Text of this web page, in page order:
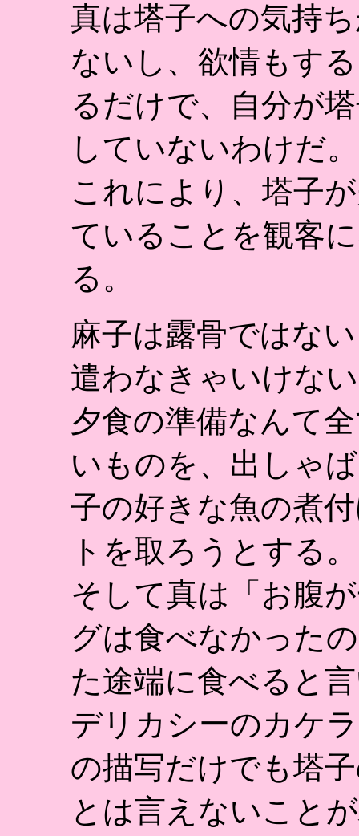
真は塔子への気持
ないし、欲情もす
るだけで、自分が
していないわけだ。
これにより、塔子
ていることを観客
る。
麻子は露骨ではな
遣わなきゃいけな
夕食の準備なんて
いものを、出しゃ
子の好きな魚の煮
トを取ろうとする。
そして真は「お腹
グは食べなかった
た途端に食べると
デリカシーのカケ
の描写だけでも塔
とは言えないこと